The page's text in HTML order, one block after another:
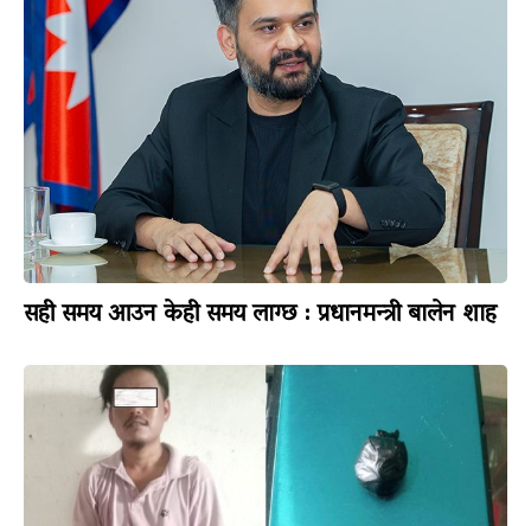
सही समय आउन केही समय लाग्छ : प्रधानमन्त्री बालेन शाह